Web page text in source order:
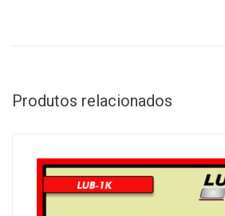
Produtos relacionados